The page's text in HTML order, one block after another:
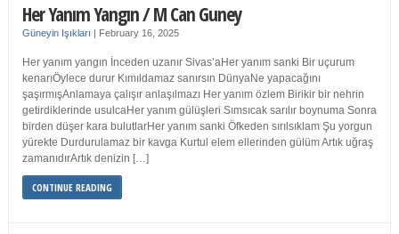
Her Yanım Yangın / M Can Guney
Güneyin Işıkları | February 16, 2025
Her yanım yangın İnceden uzanır Sivas’aHer yanım sanki Bir uçurum
kenarıÖylece durur Kımıldamaz sanırsın DünyaNe yapacağını
şaşırmışAnlamaya çalışır anlaşılmazı Her yanım özlem Birikir bir nehrin
getirdiklerinde usulcaHer yanım gülüşleri Sımsıcak sarılır boynuma Sonra
birden düşer kara bulutlarHer yanım sanki Öfkeden sırılsıklam Şu yorgun
yürekte Durdurulamaz bir kavga Kurtul elem ellerinden gülüm Artık uğraş
zamanıdırArtık denizin […]
CONTINUE READING